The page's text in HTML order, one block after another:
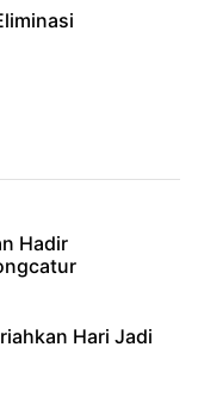
Hadir
Hari Jadi